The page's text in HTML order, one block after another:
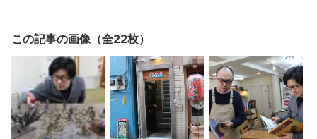
この記事の画像（全22枚）